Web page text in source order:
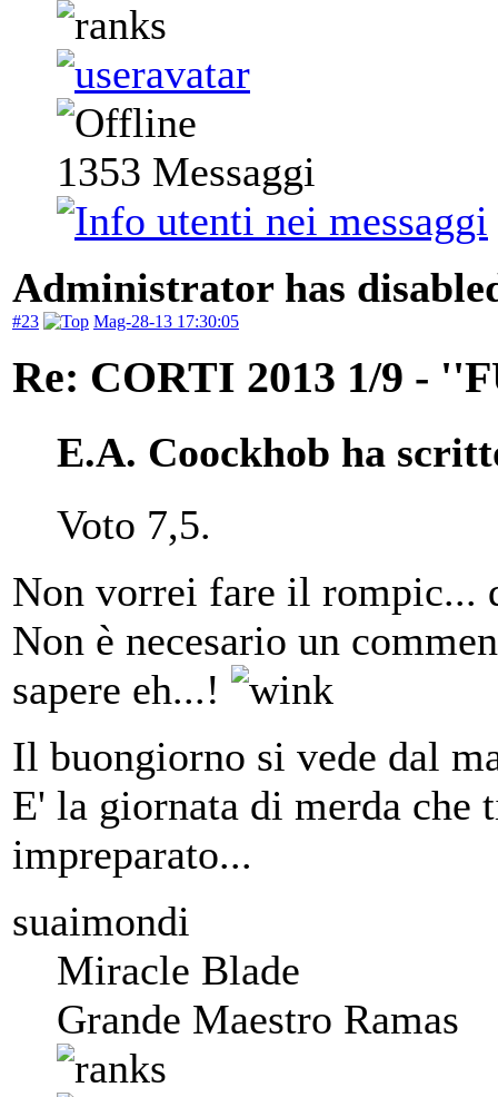
1353 Messaggi
Administrator has
#23 Mag-28-13 17:30:05
Re: CORTI 2013 1/9 -
E.A. Coockhob ha
Voto 7,5.
Non vorrei fare il rompic...
Non è necesario un
sapere eh...!
Il buongiorno si vede dal
E' la giornata di merda che
impreparato...
suaimondi
Miracle Blade
Grande Maestro Ramas